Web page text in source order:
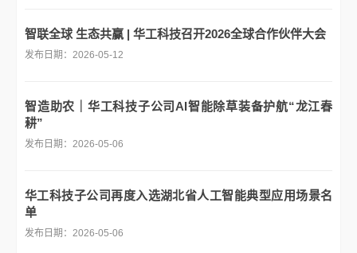
智联全球 生态共赢 | 华工科技召开2026全球合作伙伴大会
发布日期：2026-05-12
智造助农｜华工科技子公司AI智能除草装备护航“龙江春
耕”
发布日期：2026-05-06
华工科技子公司再度入选湖北省人工智能典型应用场景名
单
发布日期：2026-05-06